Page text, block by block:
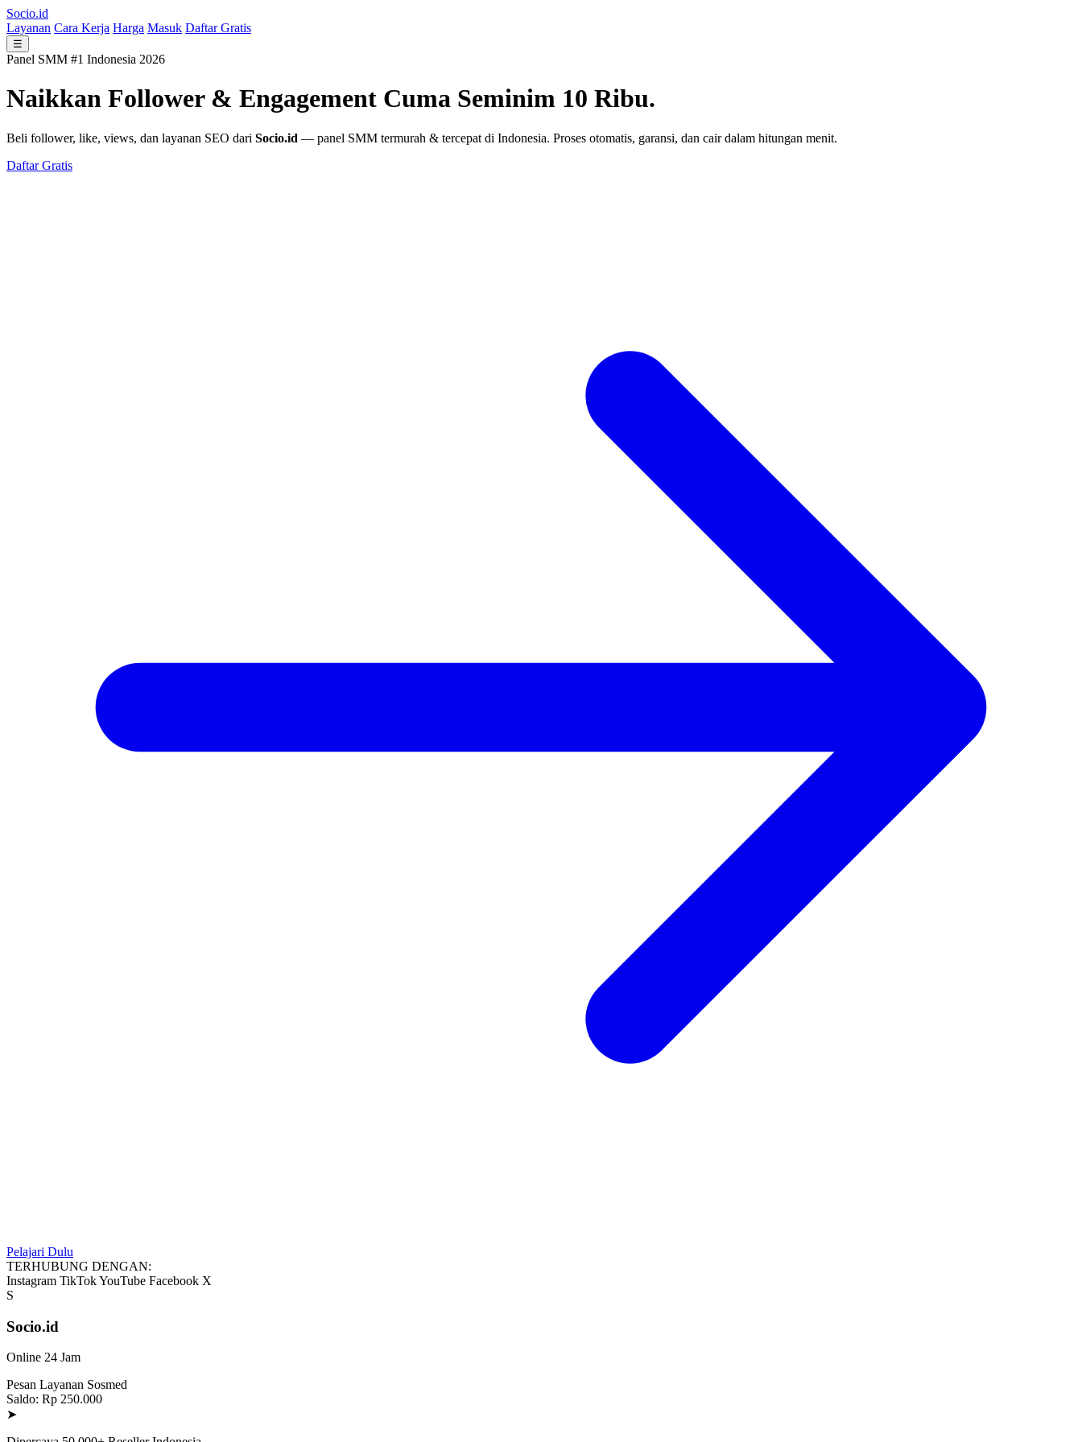
Socio.id
Layanan Cara Kerja Harga Masuk Daftar Gratis
☰
Panel SMM #1 Indonesia 2026
Naikkan Follower & Engagement Cuma Seminim 10 Ribu.
Beli follower, like, views, dan layanan SEO dari Socio.id — panel SMM termurah & tercepat di Indonesia. Proses otomatis, garansi, dan cair dalam hitungan menit.
Daftar Gratis
Pelajari Dulu
TERHUBUNG DENGAN:
Instagram TikTokYouTube Facebook X
S
Socio.id
Online 24 Jam
Pesan Layanan Sosmed
Saldo: Rp 250.000
➤